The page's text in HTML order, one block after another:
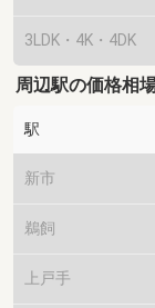
3LDK・4K・4DK
周辺駅の価格相
駅
新市
鵜飼
上戸手